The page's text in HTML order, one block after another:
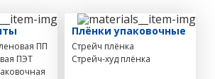
ПП
ПЭТ
Плёнки упаковочные
Стрейч плёнка
Стрейч-худ плёнка